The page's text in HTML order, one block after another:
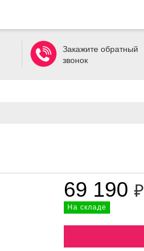
Закажите обратный
звонок
69 190 ₽
На складе